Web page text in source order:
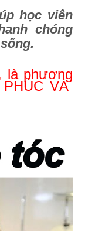
học viên
chóng
là phương
VÀ